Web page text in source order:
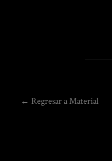
← Regresar a Material